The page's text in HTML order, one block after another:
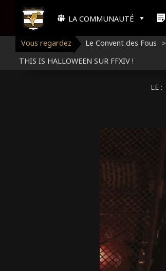
contenu
Menu
de
navigation
principal
C
LA COMMUNAUTÉ
Vous regardez Le Convent des Fous >
THIS IS HALLOWEEN SUR FFXIV !
LE :